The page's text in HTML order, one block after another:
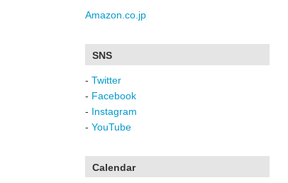
Amazon.co.jp
SNS
- Twitter
- Facebook
- Instagram
- YouTube
Calendar